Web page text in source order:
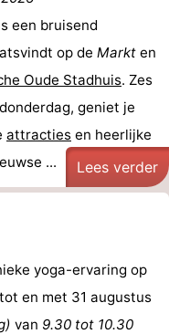
een bruisend
op de Markt en
Oude Stadhuis. Zes
geniet je
attracties en heerlijke
...
Lees verder
yoga-ervaring op
en met 31 augustus
van 9.30 tot 10.30